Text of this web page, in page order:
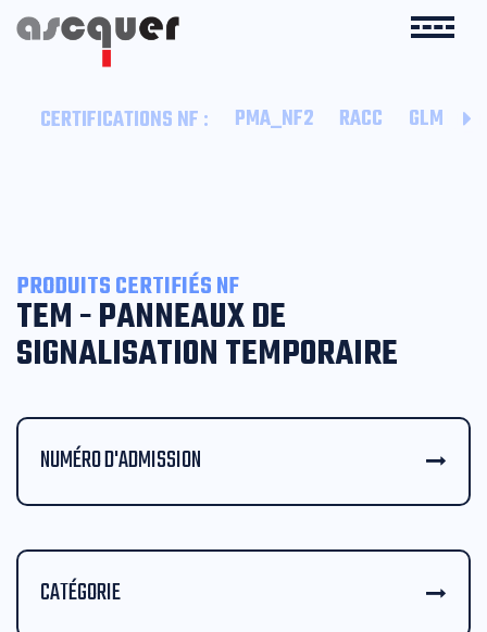
CERTIFICATIONS NF : PMA_NF2 RACC GLM
PRODUITS CERTIFIÉS NF
TEM - PANNEAUX DE
SIGNALISATION TEMPORAIRE
NUMÉRO D'ADMISSION
CATÉGORIE